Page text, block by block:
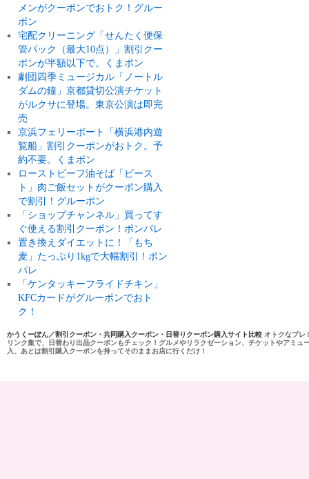
メンがクーポンでおトク！グルー
ポン
宅配クリーニング「せんたく便保
管パック（最大10点）」割引クー
ポンが半額以下で。くまポン
劇団四季ミュージカル「ノートル
ダムの鐘」京都貸切公演チケット
がルクサに登場。東京公演は即完
売
京浜フェリーボート「横浜港内遊
覧船」割引クーポンがおトク。予
約不要。くまポン
ローストビーフ油そば「ビース
ト」肉ご飯セットがクーポン購入
で割引！グルーポン
「ショップチャンネル」買ってす
ぐ使える割引クーポン！ポンパレ
置き換えダイエットに！「もち
麦」たっぷり1kgで大幅割引！ポン
パレ
「ケンタッキーフライドチキン」
KFCカードがグルーポンでおト
ク！
かうくーぽん／割引クーポン・共同購入クーポン・日替りクーポン購入サイト比較 オトクなプレ
リンク集で、日替わり出品クーポンもチェック！グルメやリラクゼーション、チケットやアミ
入、あとは割引購入クーポンを持ってそのままお店に行くだけ！